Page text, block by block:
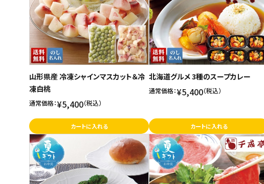
酒類
日用品
ギフト
セール
ペット用品
SHOP GUIDE
お気に入り登録数
山形県産 冷凍シャインマスカット＆冷
凍白桃
通常価格：¥5,400（税込）
カートに入れる
北海道グルメ 3種のスープカレー
通常価格：¥5,400（税込）
カートに入れる